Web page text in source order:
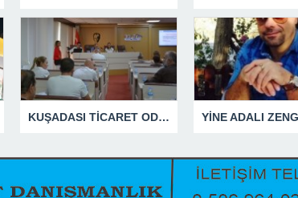
KUŞADASI TİCARET ODASI TEMMUZ MECLİSİNDE YEREL İŞLETMELERE ANLAMLI DESTEK